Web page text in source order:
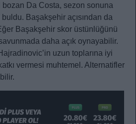
Da Costa, sezon sonuna
Başakşehir açısından da
Başakşehir skor üstünlüğünü
daha açık oynayabilir.
uzun toplarına iyi
vermesi muhtemel. Alternatifler